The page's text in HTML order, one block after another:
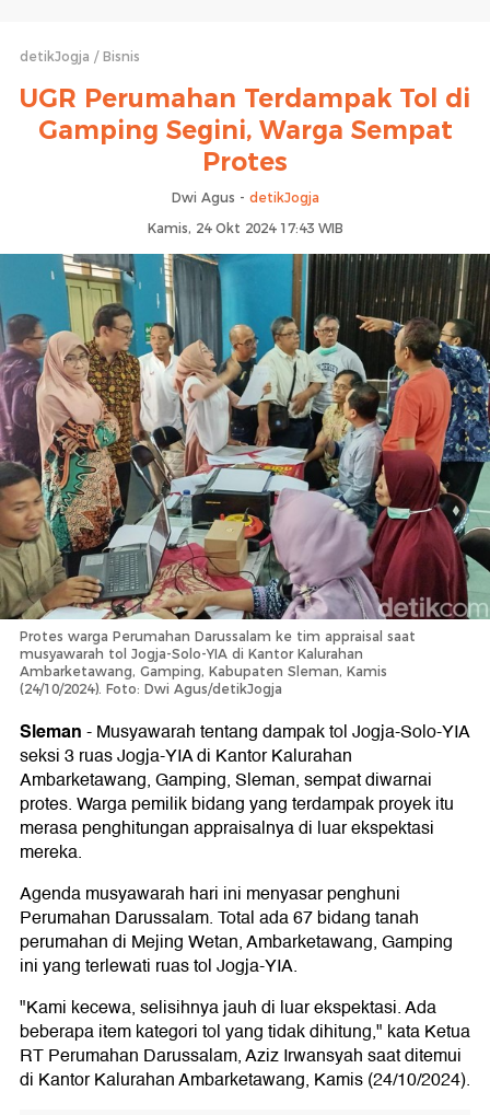
detikJogja Bisnis
UGR Perumahan Terdampak Tol di
Gamping Segini, Warga Sempat
Protes
Dwi Agus - detikJogja
Kamis, 24 Okt 2024 17:43 WIB
Protes warga Perumahan Darussalam ke tim appraisal saat
musyawarah tol Jogja-Solo-YIA di Kantor Kalurahan
Ambarketawang, Gamping, Kabupaten Sleman, Kamis
(24/10/2024). Foto: Dwi Agus/detikJogja
Sleman-Musyawarah tentang dampak tol Jogja-Solo-YIA
seksi 3 ruas Jogja-YIA di Kantor Kalurahan
Ambarketawang, Gamping, Sleman, sempat diwarnai
protes. Warga pemilik bidang yang terdampak proyek itu
merasa penghitungan appraisalnya di luar ekspektasi
mereka.
Agenda musyawarah hari ini menyasar penghuni
Perumahan Darussalam. Total ada 67 bidang tanah
perumahan di Mejing Wetan, Ambarketawang, Gamping
ini yang terlewati ruas tol Jogja-YIA.
"Kami kecewa, selisihnya jauh di luar ekspektasi. Ada
beberapa item kategori tol yang tidak dihitung," kata Ketua
RT Perumahan Darussalam, Aziz Irwansyah saat ditemui
di Kantor Kalurahan Ambarketawang, Kamis (24/10/2024).